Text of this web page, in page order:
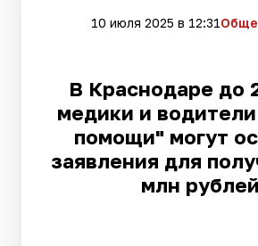
10 июля 2025 в 12:31
В Краснодаре до
медики и
помощи" могут
заявления для
млн рублей